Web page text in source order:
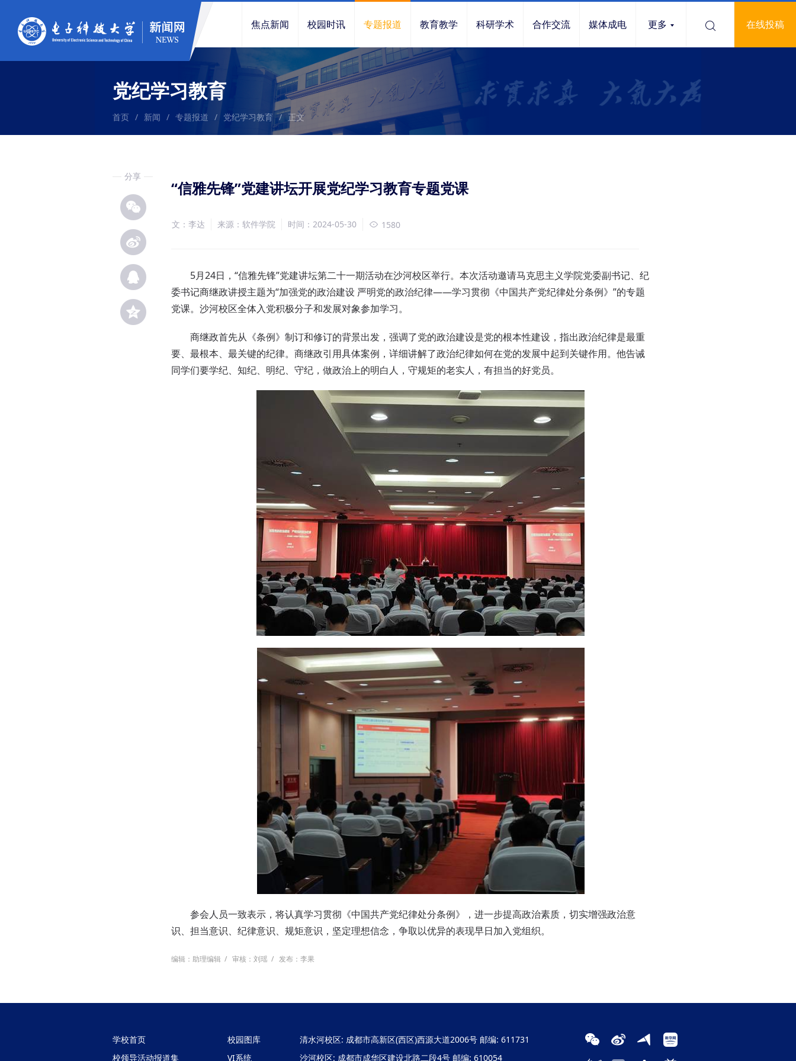
焦点新闻 校园时讯 专题报道 教育教学 科研学术 合作交流 媒体成电 更多 在线投稿
党纪学习教育
首页 / 新闻 / 专题报道 / 党纪学习教育 / 正文
分享
“信雅先锋”党建讲坛开展党纪学习教育专题党课
文：李达 来源：软件学院 时间：2024-05-30 1580
5月24日，“信雅先锋”党建讲坛第二十一期活动在沙河校区举行。本次活动邀请马克思主义学院党委副书记、纪
委书记商继政讲授主题为“加强党的政治建设 严明党的政治纪律——学习贯彻《中国共产党纪律处分条例》”的专题
党课。沙河校区全体入党积极分子和发展对象参加学习。
商继政首先从《条例》制订和修订的背景出发，强调了党的政治建设是党的根本性建设，指出政治纪律是最重
要、最根本、最关键的纪律。商继政引用具体案例，详细讲解了政治纪律如何在党的发展中起到关键作用。 他告诫
同学们要学纪、知纪、明纪、守纪，做政治上的明白人，守规矩的老实人，有担当的好党员。
参会人员一致表示，将认真学习贯彻《中国共产党纪律处分条例》，进一步提高政治素质，切实增强政治意
识、担当意识、纪律意识、规矩意识，坚定理想信念， 争取以优异的表现早日加入党组织。
编辑：助理编辑 / 审核：刘瑶 / 发布：李果
学校首页
校领导活动报道集
校园图库
VI系统
清水河校区: 成都市高新区(西区)西源大道2006号 邮编: 611731
沙河校区: 成都市成华区建设北路二段4号 邮编: 610054